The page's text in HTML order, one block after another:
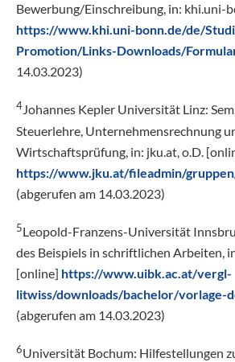
Bewerbung/Einschreibung, in: khi.uni-
https://www.khi.uni-bonn.de/de/
Promotion/Links-Downloads/
14.03.2023)
4Johannes Kepler Universität Linz:
Steuerlehre, Unternehmensrechnung
Wirtschaftsprüfung, in: jku.at, o.D.
https://www.jku.at/fileadmin/
(abgerufen am 14.03.2023)
5Leopold-Franzens-Universität
des Beispiels in schriftlichen Arbeiten,
[online] https://www.uibk.ac.at/vergl-
litwiss/downloads/bachelor/vorlage-
(abgerufen am 14.03.2023)
6Universität Bochum: Hilfestellungen